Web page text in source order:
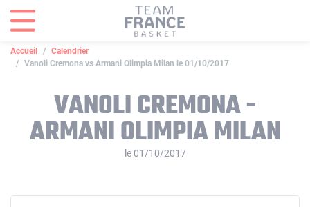
Accueil
Calendrier
Vanoli Cremona vs Armani Olimpia Milan le 01/10/2017
VANOLI CREMONA -
ARMANI OLIMPIA MILAN
le 01/10/2017
Panneau de gestion des cookies